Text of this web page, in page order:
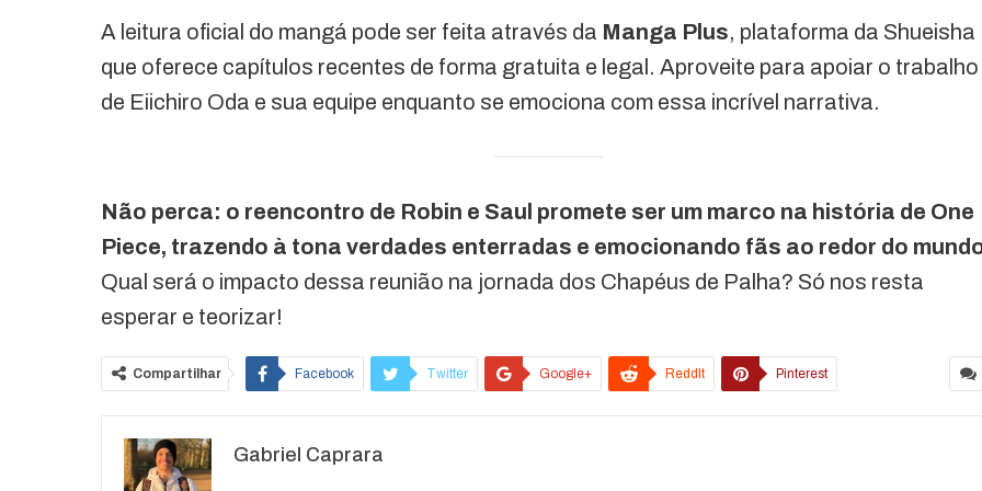
A leitura oficial do mangá pode ser feita através da Manga Plus, plataforma da Shueisha
que oferece capítulos recentes de forma gratuita e legal. Aproveite para apoiar o trabalho
de Eiichiro Oda e sua equipe enquanto se emociona com essa incrível narrativa.
Não perca: o reencontro de Robin e Saul promete ser um marco na história de One
Piece, trazendo à tona verdades enterradas e emocionando fãs ao redor do
Qual será o impacto dessa reunião na jornada dos Chapéus de Palha? Só nos resta
esperar e teorizar!
Compartilhar Facebook Twitter Google+ ReddIt Pinterest
Gabriel Caprara